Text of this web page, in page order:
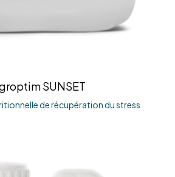
SUNSET
de récupération du stress